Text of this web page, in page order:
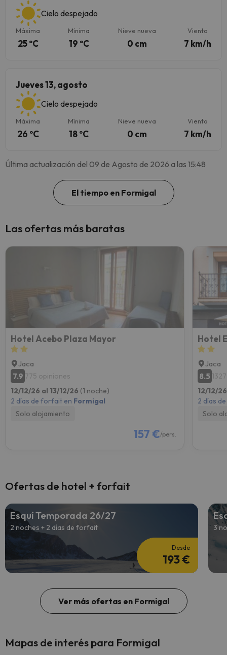
Cielo despejado
Máxima
25 ºC
Mínima
19 ºC
Nieve nueva
0 cm
Viento
7 km/h
Jueves 13, agosto
Cielo despejado
Máxima
26 ºC
Mínima
18 ºC
Nieve nueva
0 cm
Viento
7 km/h
Última actualización del 09 de Agosto de 2026 a las 15:48
El tiempo en Formigal
Las ofertas más baratas
Hotel Acebo Plaza Mayor
Jaca
7.9 775 opiniones
12/12/26 al 13/12/26 (1 noche)
2 días de forfait en Formigal
Solo alojamiento
157 €/pers.
Hotel
Jaca
8.5
12/12/
2 días
Solo
Ofertas de hotel + forfait
Esquí Temporada 26/27
2 noches + 2 días de forfait
Desde
193 €
3
Ver más ofertas en Formigal
Mapas de interés para Formigal